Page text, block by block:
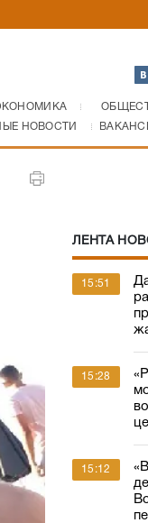
НОВОСТИ
ЛЕНТА
15:51
15:28
15:12